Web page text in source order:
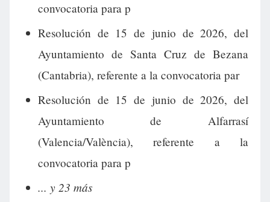
convocatoria para p
Resolución de 15 de junio de 2026, del
Ayuntamiento de Santa Cruz de Bezana
(Cantabria), referente a la convocatoria par
Resolución de 15 de junio de 2026, del
Ayuntamiento de Alfarrasí
(Valencia/València), referente a la
convocatoria para p
... y 23 más